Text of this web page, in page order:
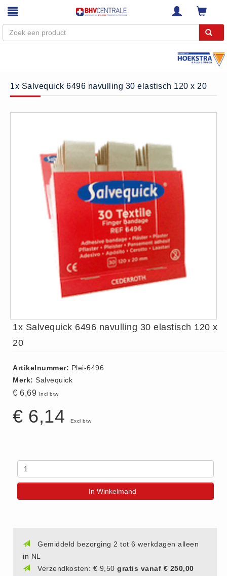
Home
Webshop
Trainingen
Diensten
Keuringen
RI&E
Bedrijfsnoodplannen
Plattegronden
VCA Trajecten
ISO 9001 Begeleiding
Evenementenveiligheid
Inspectiecentrale
Ons Team
Betalingsmogelijkheden
Verzending
Retourneren
Vacatures
(20)
AED apparaten (11)
AED apparaten (11)
AED batterijen (12)
AED binnen - buiten kasten (11)
1x Salvequick 6496 navulling 30 elastisch 120 x 20
1x Salvequick 6496 navulling 30 elastisch 120 x
20
Artikelnummer: Plei-6496
Merk: Salvequick
€ 6,69 Incl btw
€ 6,14 Excl btw
In Winkelmand
Gemiddeld bezorging 2 tot 6 werkdagen alleen
in NL
Verzendkosten: € 9,50 gratis vanaf € 250,00